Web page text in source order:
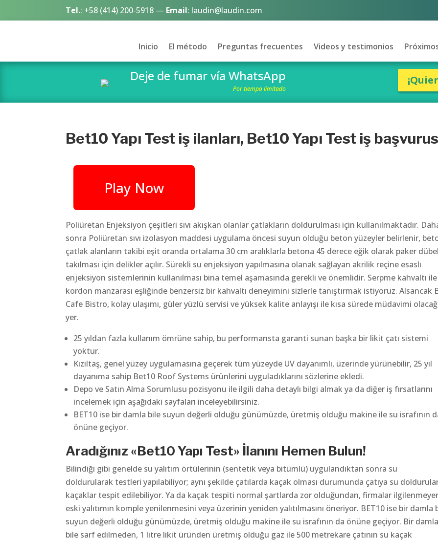
Tel.: +58 (414) 200-5918 — Email: laudin@laudin.com
Inicio El método Preguntas frecuentes Videos y testimonios
Deje de fumar vía WhatsApp
Por tiempo limitado
Bet10 Yapı Test iş ilanları, Bet10 Yapı Test iş
Play Now
Poliüretan Enjeksiyon çeşitleri sıvı akışkan olanlar çatlakların doldurulması için kullanılmaktadır.
sonra Poliüretan sıvı izolasyon maddesi uygulama öncesi suyun olduğu beton yüzeyler belirlenir,
çatlak alanların takibi eşit oranda ortalama 30 cm aralıklarla betona 45 derece eğik olarak paker
takılması için delikler açılır. Sürekli su enjeksiyon yapılmasına olanak sağlayan akrilik reçine esaslı
enjeksiyon sistemlerinin kullanılması bina temel aşamasında gerekli ve önemlidir. Serpme kahvaltı ile
kordon manzarası eşliğinde benzersiz bir kahvaltı deneyimini sizlerle tanıştırmak istiyoruz. Alsancak
Cafe Bistro, kolay ulaşımı, güler yüzlü servisi ve yüksek kalite anlayışı ile kısa sürede müdavimi
yer.
25 yıldan fazla kullanım ömrüne sahip, bu performansta garanti sunan başka bir likit çatı sistemi
yoktur.
Kızıltaş, genel yüzey uygulamasına geçerek tüm yüzeyde UV dayanımlı, üzerinde yürünebilir, 25 yıl
dayanıma sahip Bet10 Roof Systems ürünlerini uyguladıklarını sözlerine ekledi.
Depo ve Satın Alma Sorumlusu pozisyonu ile ilgili daha detaylı bilgi almak ya da diğer iş fırsatlarını
incelemek için aşağıdaki sayfaları inceleyebilirsiniz.
BET10 ise bir damla bile suyun değerli olduğu günümüzde, üretmiş olduğu makine ile su israfının
önüne geçiyor.
Aradığınız «Bet10 Yapı Test» İlanını Hemen Bulun!
Bilindiği gibi genelde su yalıtım örtülerinin (sentetik veya bitümlü) uygulandıktan sonra su
doldurularak testleri yapılabiliyor; aynı şekilde çatılarda kaçak olması durumunda çatıya su
kaçaklar tespit edilebiliyor. Ya da kaçak tespiti normal şartlarda zor olduğundan, firmalar
eski yalıtımın komple yenilenmesini veya üzerinin yeniden yalıtılmasını öneriyor. BET10 ise bir damla
suyun değerli olduğu günümüzde, üretmiş olduğu makine ile su israfının da önüne geçiyor. Bir
bile sarf edilmeden, 1 litre likit üründen üretmiş olduğu gaz ile 500 metrekare çatının su kaçak